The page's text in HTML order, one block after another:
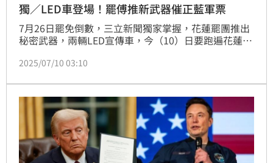
獨／LED車登場！罷傅推新武器催正藍軍票
7月26日罷免倒數，三立新聞獨家掌握，花蓮罷團推出
秘密武器，兩輛LED宣傳車，今（10）日要跑遍花蓮大
照片配上名言，就是要吸出中華民國派跟國民黨正藍軍
2025/07/10 03:10